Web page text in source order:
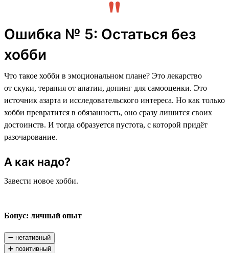
Ошибка № 5: Остаться без
хобби
Что такое хобби в эмоциональном плане? Это лекарство
от скуки, терапия от апатии, допинг для самооценки. Это
источник азарта и исследовательского интереса. Но как только
хобби превратится в обязанность, оно сразу лишится своих
достоинств. И тогда образуется пустота, с которой придёт
разочарование.
А как надо?
Завести новое хобби.
Бонус: личный опыт
➖ негативный
➕ позитивный